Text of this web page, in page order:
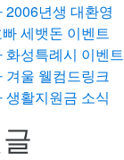
2006년생 대환영
세뱃돈 이벤트
화성특례시 이벤트
겨울 웰컴드링크
생활지원금 소식